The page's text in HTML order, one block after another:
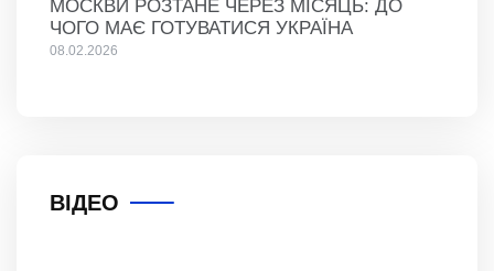
МОСКВИ РОЗТАНЕ ЧЕРЕЗ МІСЯЦЬ: ДО
ЧОГО МАЄ ГОТУВАТИСЯ УКРАЇНА
08.02.2026
ВІДЕО